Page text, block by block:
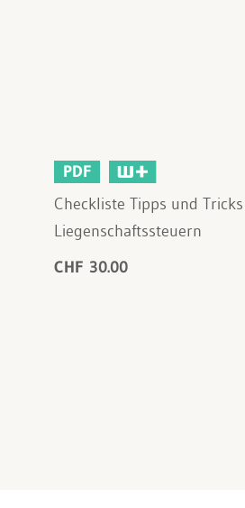
PDF
Checkliste Tipps und Tricks
Liegenschaftssteuern
CHF 30.00